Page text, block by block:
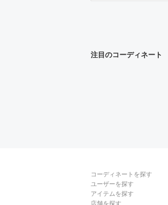
注目のコーディネート
コーディネートを探す
ユーザーを探す
アイテムを探す
店舗を探す